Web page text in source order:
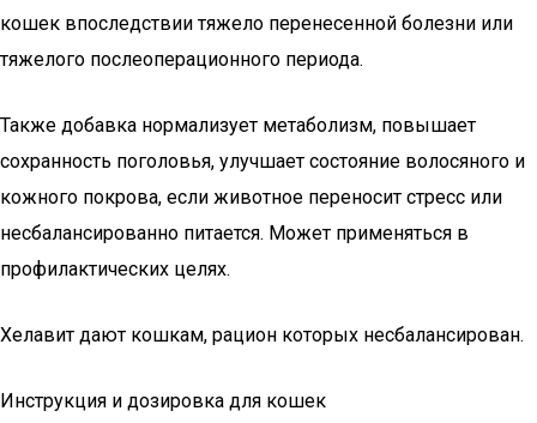
кошек впоследствии тяжело перенесенной болезни или
тяжелого послеоперационного периода.
Также добавка нормализует метаболизм, повышает
сохранность поголовья, улучшает состояние волосяного и
кожного покрова, если животное переносит стресс или
несбалансированно питается. Может применяться в
профилактических целях.
Хелавит дают кошкам, рацион которых несбалансирован.
Инструкция и дозировка для кошек